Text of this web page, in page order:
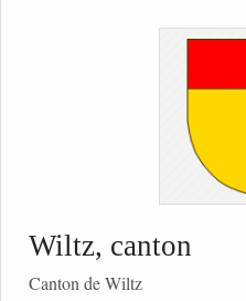
Wiltz, canton
Canton de Wiltz